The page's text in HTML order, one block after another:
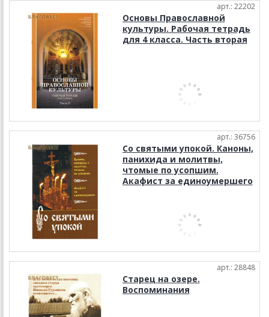
арт.: 22202
Основы Православной
культуры. Рабочая тетрадь
для 4 класса. Часть вторая
арт.: 36756
Со святыми упокой. Каноны,
панихида и молитвы,
чтомые по усопшим.
Акафист за единоумершего
арт.: 28848
Старец на озере.
Воспоминания